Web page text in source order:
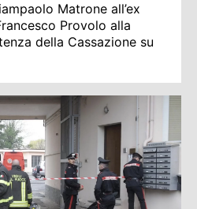
Matrone all’ex
Provolo alla
della Cassazione su